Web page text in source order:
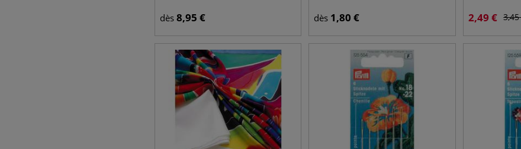
dès 8,95 € dès 1,80 € 2,49 € 3,45